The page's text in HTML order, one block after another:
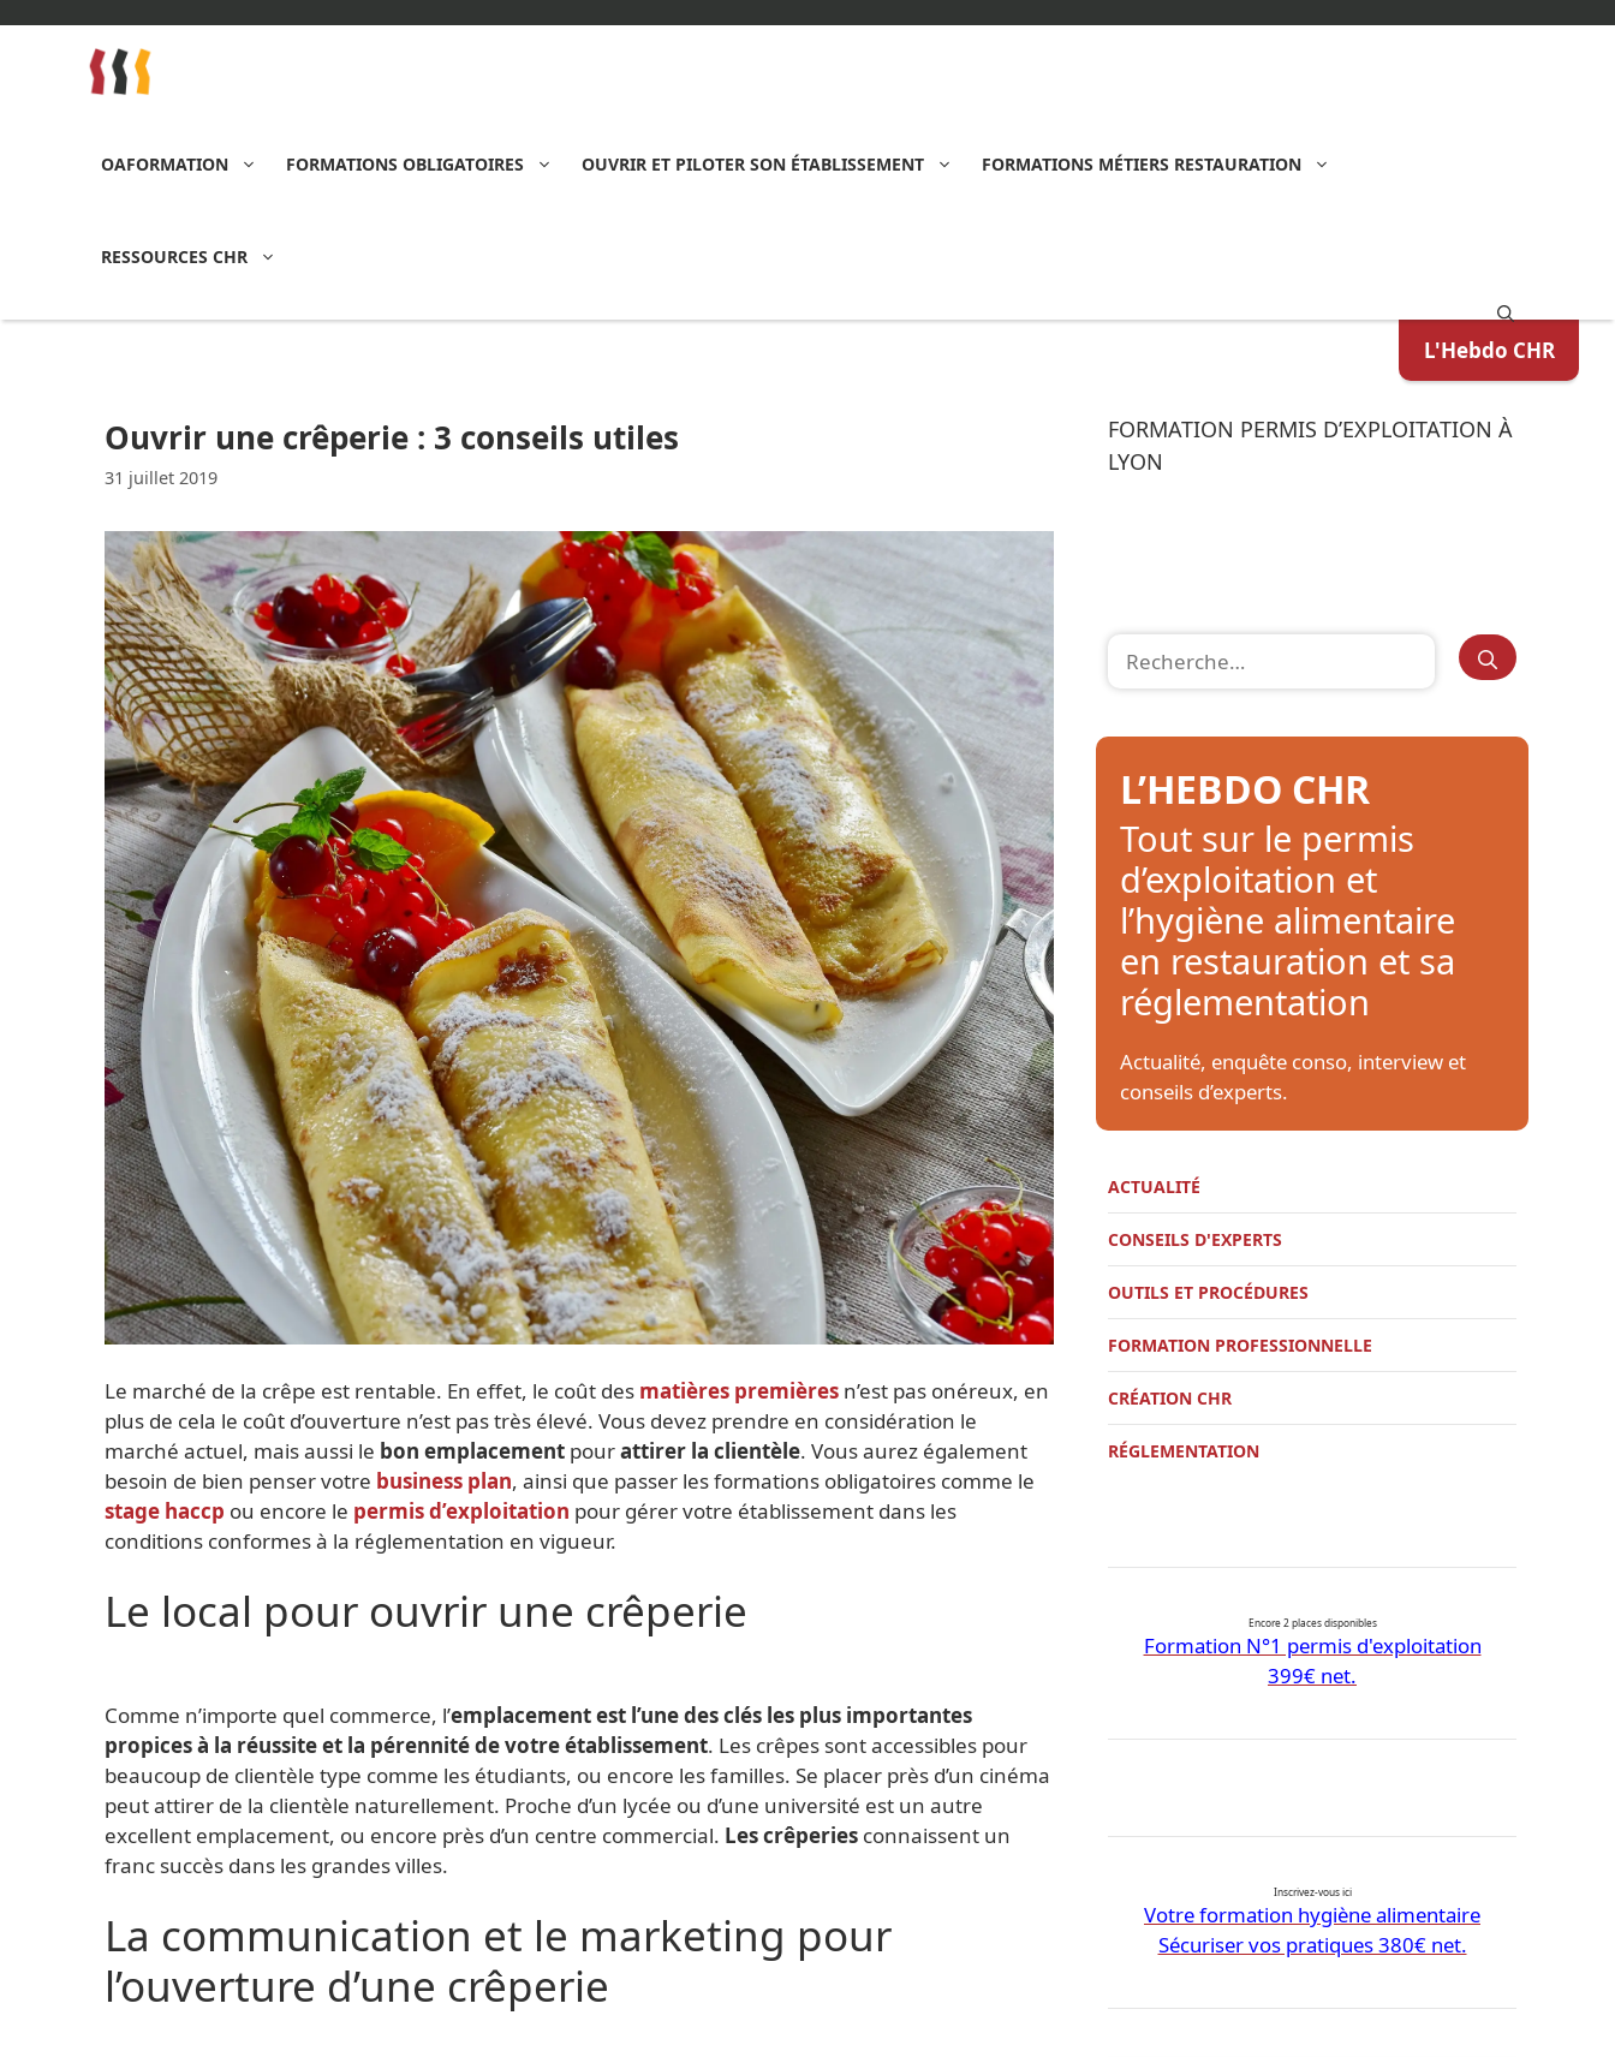
OAFORMATION FORMATIONS OBLIGATOIRES OUVRIR ET PILOTER SON ÉTABLISSEMENT FORMATIONS MÉTIERS RESTAURATION
RESSOURCES CHR
L'Hebdo CHR
Ouvrir une crêperie : 3 conseils utiles
31 juillet 2019
Le marché de la crêpe est rentable. En effet, le coût des matières premières n’est pas onéreux, en
plus de cela le coût d’ouverture n’est pas très élevé. Vous devez prendre en considération le
marché actuel, mais aussi le bon emplacement pourattirer la clientèle. Vous aurez également
besoin de bien penser votre business plan, ainsi que passer les formations obligatoires comme le
stage haccp ou encore le permis d’exploitation pour gérer votre établissement dans les
conditions conformes à la réglementation en vigueur.
Le local pour ouvrir une crêperie
Comme n’importe quel commerce, l’emplacement est l’une des clés les plus importantes
propices à la réussite et la pérennité de votre établissement. Les crêpes sont accessibles pour
beaucoup de clientèle type comme les étudiants, ou encore les familles. Se placer près d’un cinéma
peut attirer de la clientèle naturellement. Proche d’un lycée ou d’une université est un autre
excellent emplacement, ou encore près d’un centre commercial. Les crêperies connaissent un
franc succès dans les grandes villes.
La communication et le marketing pour
l’ouverture d’une crêperie
FORMATION PERMIS D’EXPLOITATION À
LYON
L’HEBDO CHR
Tout sur le permis
d’exploitation et
l’hygiène alimentaire
en restauration et sa
réglementation
Actualité, enquête conso, interview et
conseils d’experts.
ACTUALITÉ
CONSEILS D'EXPERTS
OUTILS ET PROCÉDURES
FORMATION PROFESSIONNELLE
CRÉATION CHR
RÉGLEMENTATION
Encore 2 places disponibles
Formation N°1 permis d'exploitation
399€ net.
Inscrivez-vous ici
Votre formation hygiène alimentaire
Sécuriser vos pratiques 380€ net.